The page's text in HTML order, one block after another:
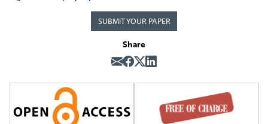
SUBMIT YOUR PAPER
Share